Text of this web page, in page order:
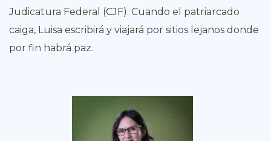
Judicatura Federal (CJF). Cuando el patriarcado
caiga, Luisa escribirá y viajará por sitios lejanos donde
por fin habrá paz.